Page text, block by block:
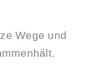
Wege und